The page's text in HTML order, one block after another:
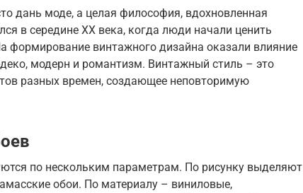
дань моде, а целая философия, вдохновленная
в середине XX века, когда люди начали ценить
формирование винтажного дизайна оказали влияние
модерн и романтизм. Винтажный стиль – это
разных времен, создающее неповторимую
по нескольким параметрам. По рисунку выделяют
обои. По материалу – виниловые,